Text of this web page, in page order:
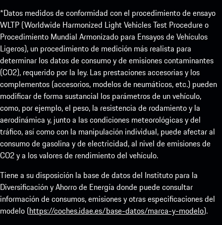
*Datos medidos de conformidad con el procedimiento de ensayo
WLTP (Worldwide Harmonized Light Vehicles Test Procedure o
Procedimiento Mundial Armonizado para Ensayos de Vehículos
Ligeros), un procedimiento de medición más realista para
determinar los datos de consumo y de emisiones contaminantes
(CO2), requerido por la ley. Las prestaciones accesorias y los
complementos (accesorios, modelos de neumáticos, etc.) pueden
modificar de forma sustancial los parámetros de un vehículo,
como, por ejemplo, el peso, la resistencia de rodamiento y la
aerodinámica y, junto a las condiciones meteorológicas y del
tráfico, así como con la manipulación individual, puede afectar al
consumo de gasolina y de electricidad, al nivel de emisiones de
CO2 y a los valores de rendimiento del vehículo.
Tiene a su disposición la base de datos del Instituto para la
Diversificación y Ahorro de Energía donde puede consultar
información de consumos, emisiones y otras especificaciones del
modelo (https://coches.idae.es/base-datos/marca-y-modelo).